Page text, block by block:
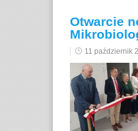
Otwarcie
11 październik